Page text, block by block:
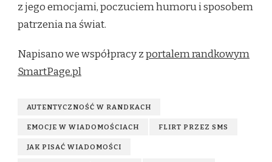
z jego emocjami, poczuciem humoru i sposobem
patrzenia na świat.
Napisano we współpracy zportalem randkowym
SmartPage.pl
AUTENTYCZNOŚĆ W RANDKACH
EMOCJE W WIADOMOŚCIACH FLIRT PRZEZ SMS
JAK PISAĆ WIADOMOŚCI